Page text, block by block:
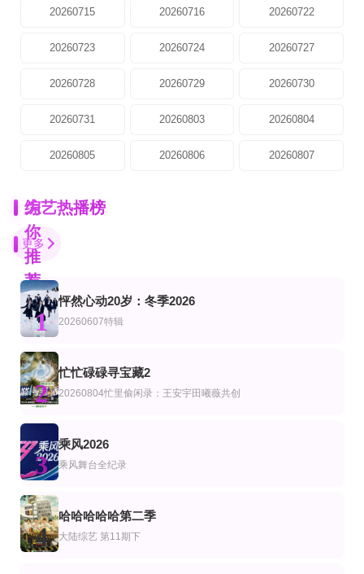
20260715 20260716 20260722
20260723 20260724 20260727
20260728 20260729 20260730
20260731 20260803 20260804
20260805 20260806 20260807
为
你
推
荐
更新至32期
爱情岛(美国版)第8季
第10集完结
棋手2026
更新至07集
血战X
第1期完结
驶向她的春天
更新至20260807期
说唱巅峰对决2026
严浩翔,谢帝,艾热,派克特,功夫胖,盛宇,杨长青,刘嘉裕,米尔艾力,李斯丹妮,布瑞
全8集
克拉克森的农场第5季
杰里米·克拉克森,凯勒布·库珀,丽莎·霍根
​我们与恋爱的距离奔赴季​
欢迎来到异人世界
快乐你懂的
完结
换乘恋爱第一季
李龙真,郑基石,金叡园
已完结
爱情盲选：阿根廷篇第二季
已完结
青春的花路
范丞丞,朱正廷,王子异,王琳凯,尤长靖,艾福杰尼,费启鸣
已完结 共4期
更新至20260806期姐姐的母带2第4期下
更新第07集
综艺热播榜
更多
1
怦然心动20岁：冬季2026
20260607特辑
2
忙忙碌碌寻宝藏2
20260804忙里偷闲录：王安宇田曦薇共创
3
乘风2026
乘风舞台全纪录
4
哈哈哈哈哈第二季
大陆综艺 第11期下